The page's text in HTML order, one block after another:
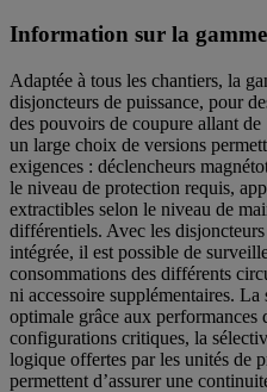
Information sur la gamme
Adaptée à tous les chantiers, la
disjoncteurs de puissance, pour
des pouvoirs de coupure allant
un large choix de versions
exigences : déclencheurs
le niveau de protection requis,
extractibles selon le niveau de
différentiels. Avec les
intégrée, il est possible de
consommations des différents
ni accessoire supplémentaires.
optimale grâce aux performances
configurations critiques, la
logique offertes par les unités de
permettent d’assurer une